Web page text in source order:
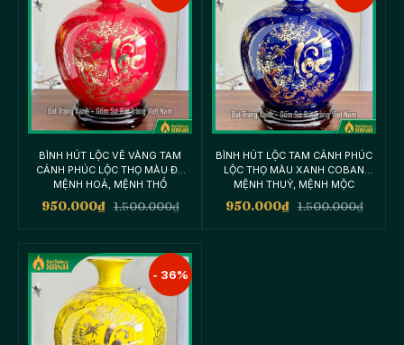
BÌNH HÚT LỘC VẼ VÀNG TAM
CẢNH PHÚC LỘC THỌ MÀU ĐỎ
MỆNH HOẢ, MỆNH THỔ
950.000₫ 1.500.000₫
BÌNH HÚT LỘC TAM CẢNH PHÚC
LỘC THỌ MÀU XANH COBAN
MỆNH THUỶ, MỆNH MỘC
950.000₫ 1.500.000₫
- 36%